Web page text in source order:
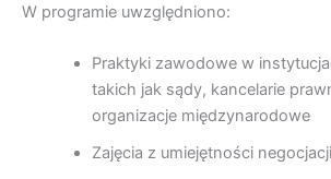
W programie uwzględniono:
Praktyki zawodowe w
takich jak sądy, kancelarie
organizacje międzynarodowe
Zajęcia z umiejętności